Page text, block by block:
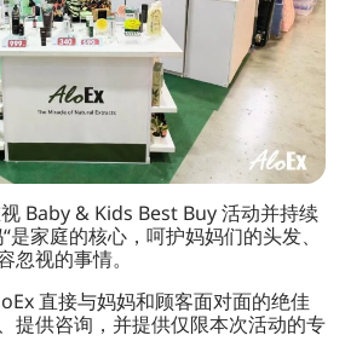
Baby & Kids Best Buy 活动并持续
是家庭的核心，呵护妈妈们的头发、
忽视的事情。
直接与妈妈和顾客面对面的绝佳
提供咨询，并提供仅限本次活动的专